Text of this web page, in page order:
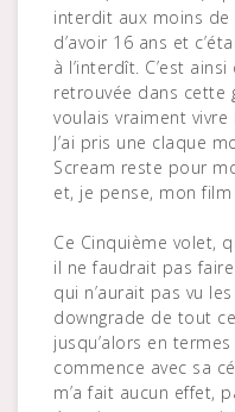
interdit aux moins de
d’avoir 16 ans et
à l’interdît. C’est
retrouvée dans cette
voulais vraiment vivre
J’ai pris une claque
Scream reste pour
et, je pense, mon film
Ce Cinquième volet,
il ne faudrait pas
qui n’aurait pas vu
downgrade de tout
jusqu’alors en
commence avec sa
m’a fait aucun effet,